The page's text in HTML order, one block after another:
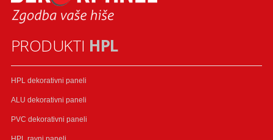
PRODUKTI HPL
HPL dekorativni paneli
ALU dekorativni paneli
PVC dekorativni paneli